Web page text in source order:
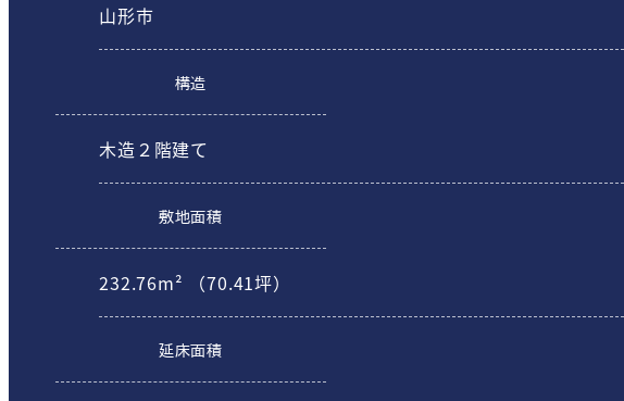
山形市
構造
木造２階建て
敷地面積
232.76m² （70.41坪）
延床面積